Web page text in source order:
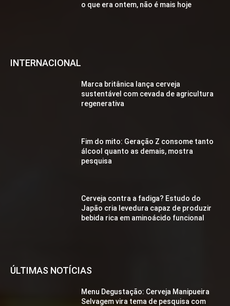
o que era ontem, não é mais hoje
INTERNACIONAL
Marca britânica lança cerveja
sustentável com cevada de agricultura
regenerativa
Fim do mito: Geração Z consome tanto
álcool quanto as demais, mostra
pesquisa
Cerveja contra a fadiga? Estudo do
Japão cria levedura capaz de produzir
bebida rica em aminoácido funcional
ÚLTIMAS NOTÍCIAS
Menu Degustação: Cerveja Manipueira
Selvagem vira tema de pesquisa com